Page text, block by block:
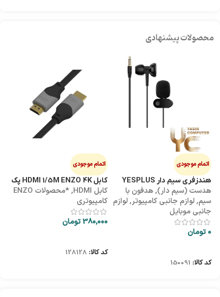
محصولات پیشنهادی
اتمام موجودی
هندزفری سیم دار YESPLUS
YS-113
هدست (سیم دار),هدفون با
سیم,لوازم جانبی کامپیوتر,لوازم
جانبی موبایل
0 تومان
کد کالا: 150091
اتمام موجودی
کابل HDMI 1/5M ENZO 4K پک
طلقی
کابل HDMI ,
*محصولات ENZO
کامپیوتری
380,000تومان
کد کالا: 128128